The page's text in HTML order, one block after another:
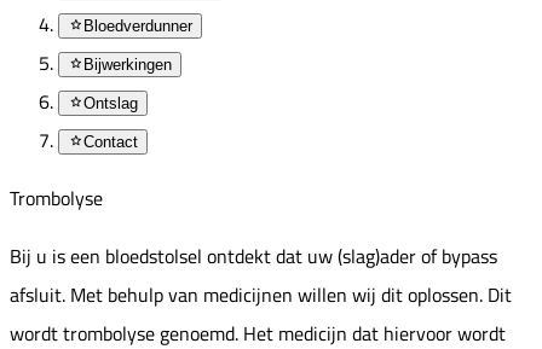
Bloedverdunner
Bijwerkingen
Ontslag
Contact
Trombolyse
Bij u is een bloedstolsel ontdekt dat uw (slag)ader of bypass
afsluit. Met behulp van medicijnen willen wij dit oplossen. Dit
wordt trombolyse genoemd. Het medicijn dat hiervoor wordt